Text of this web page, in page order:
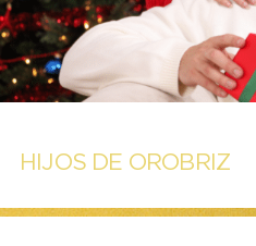
HIJOS DE OROBRIZ